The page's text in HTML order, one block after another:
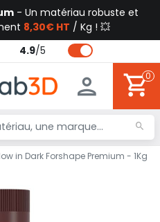
- Un matériau robuste et
8,30€ HT / Kg ! 💥
4.9/5
0
in Dark Forshape Premium - 1Kg